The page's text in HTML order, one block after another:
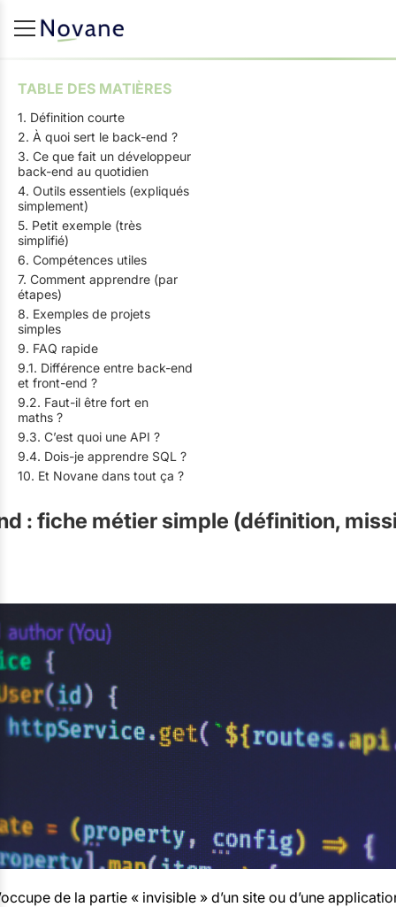
TABLE DES MATIÈRES
1. Définition courte
2. À quoi sert le back-end ?
3. Ce que fait un développeur
back-end au quotidien
4. Outils essentiels (expliqués
simplement)
5. Petit exemple (très
simplifié)
6. Compétences utiles
7. Comment apprendre (par
étapes)
8. Exemples de projets
simples
9. FAQ rapide
9.1. Différence entre back-end
et front-end ?
9.2. Faut-il être fort en
maths ?
9.3. C’est quoi une API ?
9.4. Dois-je apprendre SQL ?
10. Et Novane dans tout ça ?
: fiche métier simple (définition,
de la partie « invisible » d’un site ou d’une